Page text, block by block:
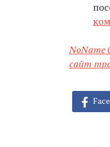
NoName
сайт